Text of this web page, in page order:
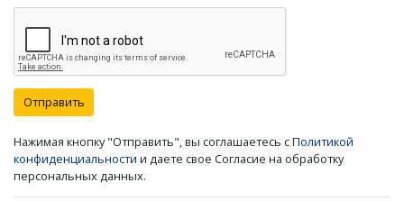
Отправить
Нажимая кнопку "Отправить", вы соглашаетесь сПолитикой
конфиденциальности и даете свое Согласие на обработку
персональных данных.